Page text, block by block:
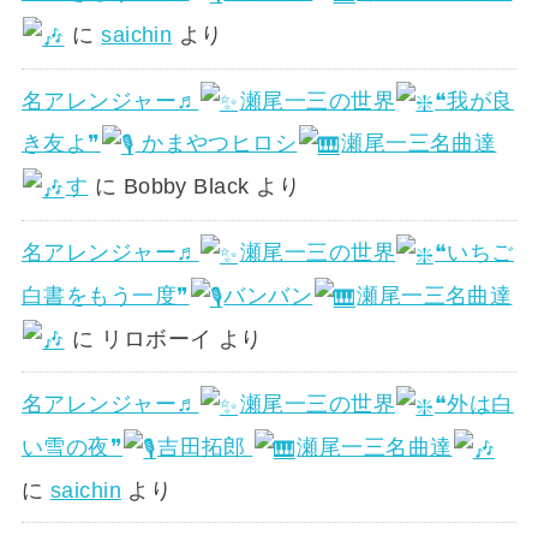
にsaichin より
名アレンジャー♬ 瀬尾一三の世界
❝我が良
き友よ❞
かまやつヒロシ
瀬尾一三名曲達
す に Bobby Black より
名アレンジャー♬ 瀬尾一三の世界
❝いちご
白書をもう一度❞
バンバン
瀬尾一三名曲達
に リロボーイ より
名アレンジャー♬ 瀬尾一三の世界
❝外は白
い雪の夜❞
吉田拓郎
瀬尾一三名曲達
に saichin より